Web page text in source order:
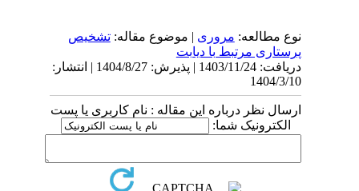
نوع مطالعه:مروری| موضوع مقاله:تشخیص
پرستاری مرتبط با دیابت
دریافت: 1403/11/24 | پذیرش: 1404/8/27 | انتشار:
1404/3/10
ارسال نظر درباره این مقاله : نام کاربری یا پست
الکترونیک شما: